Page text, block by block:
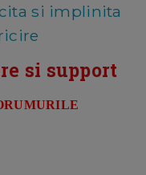
si implinita
si support